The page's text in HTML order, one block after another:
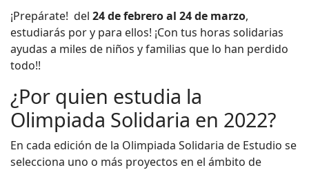
¡Prepárate! del 24 de febrero al 24 de marzo,
estudiarás por y para ellos! ¡Con tus horas solidarias
ayudas a miles de niños y familias que lo han perdido
todo!!
¿Por quien estudia la
Olimpiada Solidaria en 2022?
En cada edición de la Olimpiada Solidaria de Estudio se
selecciona uno o más proyectos en el ámbito de